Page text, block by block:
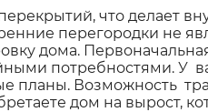
что делает
перегородки не
дома.
потребностями. У
планы. Возможность
дом на вырост,